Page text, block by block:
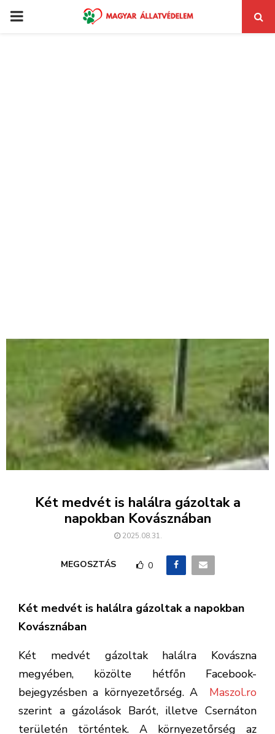
PRIMARY
Két medvét is halálra gázoltak a
napokban Kovásznában
2025.08.31.
MEGOSZTÁS 0
Két medvét is halálra gázoltak a napokban
Kovásznában
Két medvét gázoltak halálra Kovászna
megyében, közölte hétfőn Facebook-
bejegyzésben a környezetőrség. A
Maszol.ro
szerint a gázolások Barót, illetve Csernáton
területén történtek. A környezetőrség az